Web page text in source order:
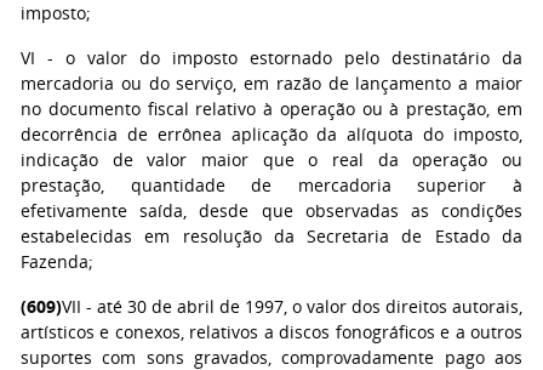
imposto;
VI - o valor do imposto estornado pelo destinatário da
mercadoria ou do serviço, em razão de lançamento a maior
no documento fiscal relativo à operação ou à prestação, em
decorrência de errônea aplicação da alíquota do imposto,
indicação de valor maior que o real da operação ou
prestação, quantidade de mercadoria superior à
efetivamente saída, desde que observadas as condições
estabelecidas em resolução da Secretaria de Estado da
Fazenda;
(609)VII - até 30 de abril de 1997, o valor dos direitos autorais,
artísticos e conexos, relativos a discos fonográficos e a outros
suportes com sons gravados, comprovadamente pago aos